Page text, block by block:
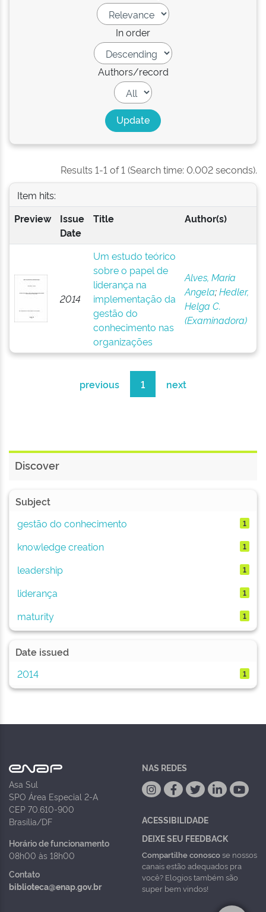
In order
Authors/record
Results 1-1 of 1 (Search time: 0.002 seconds).
Item hits:
Preview
Issue
Date
Title Author(s)
2014
Um estudo teórico
sobre o papel de
liderança na
implementação da
gestão do
conhecimento nas
organizações
Alves, Maria
Angela;Hedler,
Helga C.
(Examinadora)
previous 1 next
Discover
Subject
gestão do conhecimento
1
knowledge creation 1
leadership 1
liderança 1
maturity 1
Date issued
2014
1
Asa Sul
SPO Área Especial 2-A
CEP 70.610-900
Brasília/DF
Horário de funcionamento
08h00 às 18h00
Contato
biblioteca@enap.gov.br
NAS REDES
ACESSIBILIDADE
DEIXE SEU FEEDBACK
Compartilhe conoscose nossos
canais estão adequados pra
você? Elogios também são
super bem vindos!